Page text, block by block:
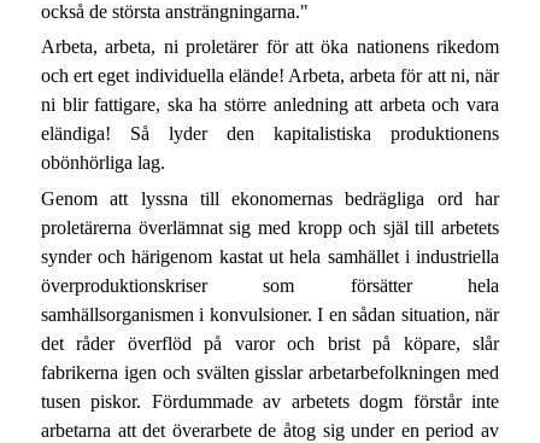
också de största ansträngningarna."
Arbeta, arbeta, ni proletärer för att öka nationens rikedom
och ert eget individuella elände! Arbeta, arbeta för att ni, när
ni blir fattigare, ska ha större anledning att arbeta och vara
eländiga! Så lyder den kapitalistiska produktionens
obönhörliga lag.
Genom att lyssna till ekonomernas bedrägliga ord har
proletärerna överlämnat sig med kropp och själ till arbetets
synder och härigenom kastat ut hela samhället i industriella
överproduktionskriser som försätter hela
samhällsorganismen i konvulsioner. I en sådan situation, när
det råder överflöd på varor och brist på köpare, slår
fabrikerna igen och svälten gisslar arbetarbefolkningen med
tusen piskor. Fördummade av arbetets dogm förstår inte
arbetarna att det överarbete de åtog sig under en period av